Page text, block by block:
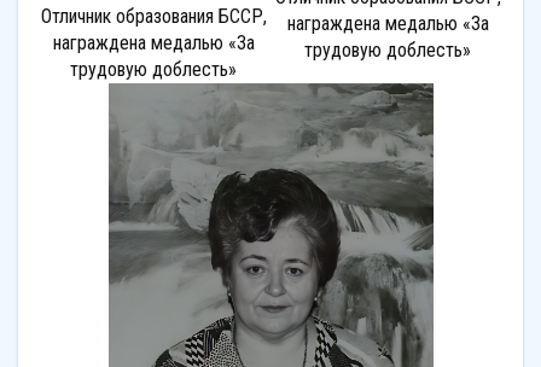
Отличник образования БССР,
награждена медалью «За
трудовую доблесть»
награждена медалью «За
трудовую доблесть»